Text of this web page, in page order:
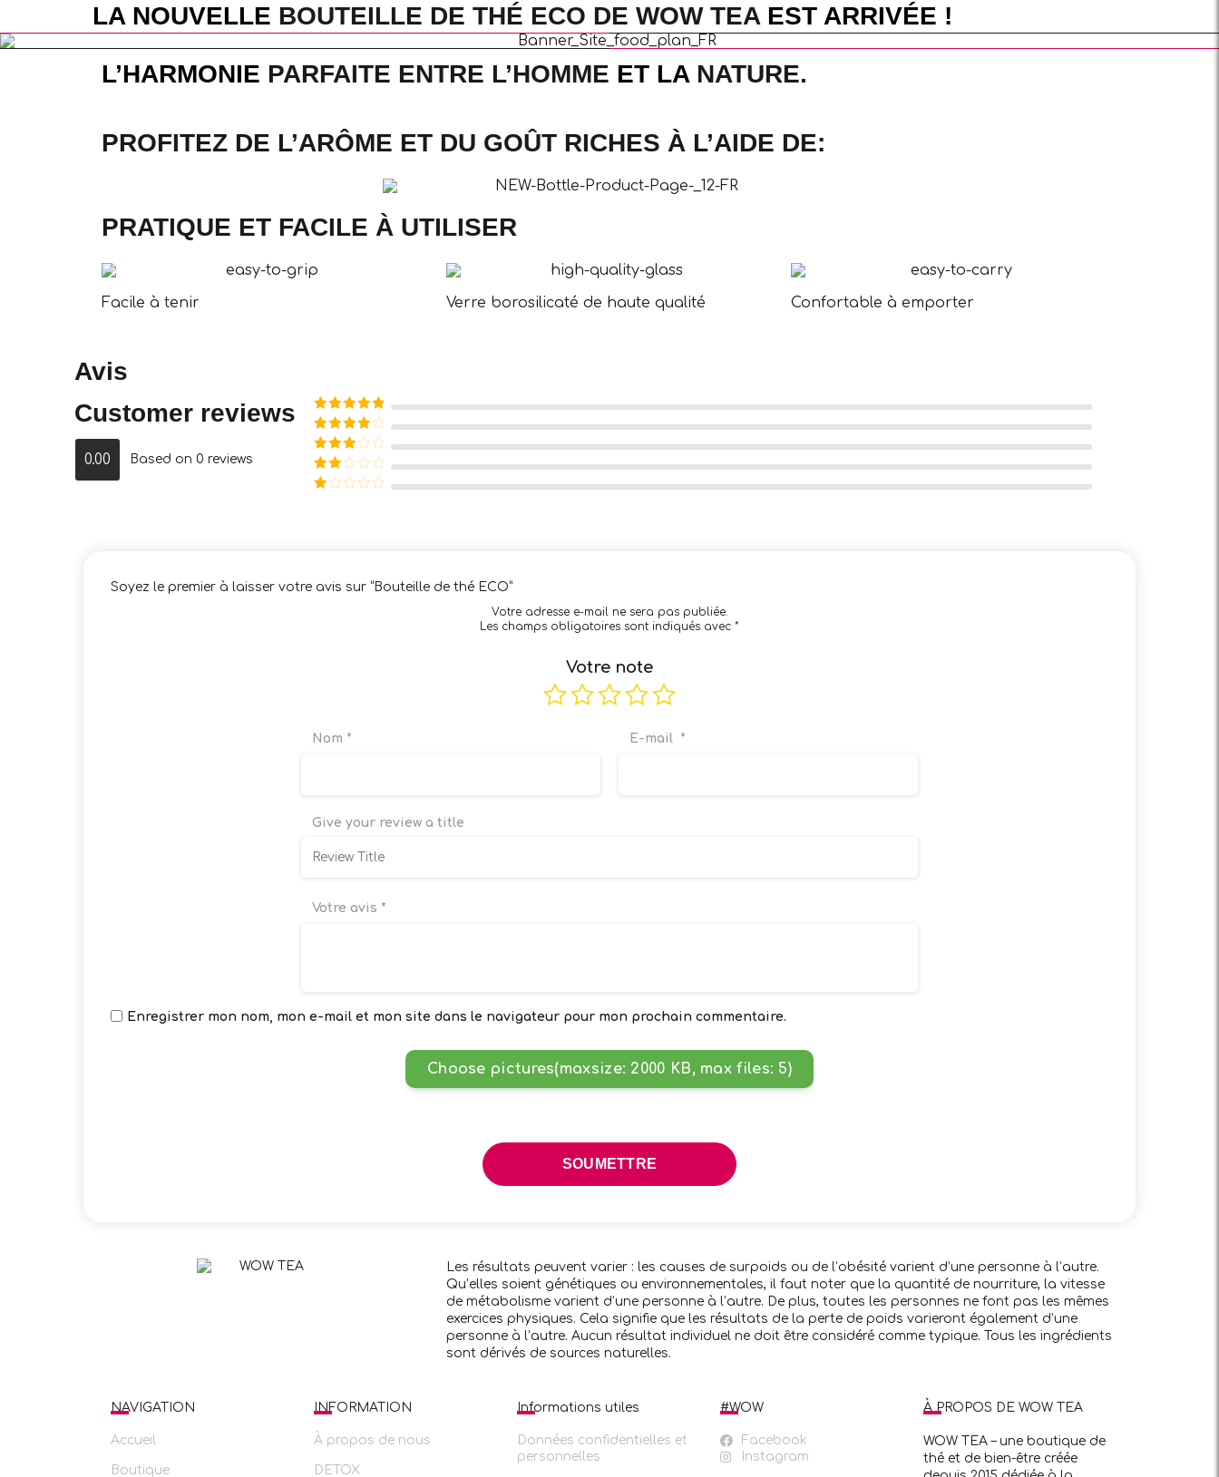
LA NOUVELLE BOUTEILLE DE THÉ ECO DE WOW TEA EST ARRIVÉE !
L’HARMONIE PARFAITE ENTRE L’HOMME ET LANATURE.
PROFITEZ DE L’ARÔME ET DU GOÛT RICHES À L’AIDE DE:
PRATIQUE ET FACILE À UTILISER
Facile à tenir Verre borosilicaté de haute qualité Confortable à emporter
Avis
Customer reviews
0.00 Based on 0 reviews
Note5sur
5
Note4
sur 5
Note3
sur 5
Note
Soyez le premier à laisser votre avis sur “Bouteille de thé ECO”
Votre adresse e-mail ne sera pas publiée.
Les champs obligatoires sont indiqués avec *
Give your review a title
Votre note
Votre avis *
Choose pictures(maxsize: 2000 KB, max files: 5)
Nom * E-mail *
Enregistrer mon nom, mon e-mail et mon site dans le navigateur pour mon prochain commentaire.
Les résultats peuvent varier : les causes de surpoids ou de l’obésité varient d’une personne à l’autre.
Qu’elles soient génétiques ou environnementales, il faut noter que la quantité de nourriture, la vitesse
de métabolisme varient d’une personne à l’autre. De plus, toutes les personnes ne font pas les mêmes
exercices physiques. Cela signifie que les résultats de la perte de poids varieront également d’une
personne à l’autre. Aucun résultat individuel ne doit être considéré comme typique. Tous les ingrédients
sont dérivés de sources naturelles.
NAVIGATION
Accueil
Boutique
INFORMATION
À propos de nous
DETOX
Informations utiles
Données confidentielles et
personnelles
#WOW
Facebook
Instagram
À PROPOS DE WOW TEA
WOW TEA – une boutique de
thé et de bien-être créée